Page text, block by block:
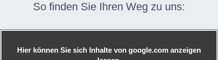
So finden Sie Ihren Weg zu uns:
Hier können Sie sich Inhalte von google.com anzeigen